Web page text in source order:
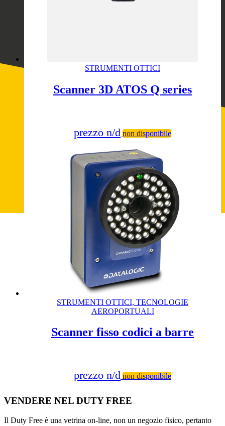
STRUMENTI OTTICI
Scanner 3D ATOS Q series
prezzo n/d non disponibile
STRUMENTI OTTICI, TECNOLOGIE
AEROPORTUALI
Scanner fisso codici a barre
prezzo n/d non disponibile
VENDERE NEL DUTY FREE
Il Duty Free è una vetrina on-line, non un negozio fisico, pertanto